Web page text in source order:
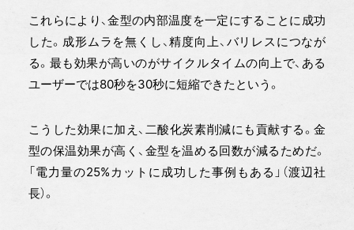
これらにより、金型の内部温度を一定にすることに成功
した。成形ムラを無くし、精度向上、バリレスにつなが
る。最も効果が高いのがサイクルタイムの向上で、ある
ユーザーでは80秒を30秒に短縮できたという。
こうした効果に加え、二酸化炭素削減にも貢献する。金
型の保温効果が高く、金型を温める回数が減るためだ。
「電力量の25%カットに成功した事例もある」（渡辺社
長）。